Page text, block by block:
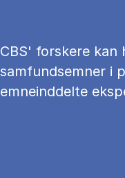
CBS' forskere
samfundsemner i
emneinddelte